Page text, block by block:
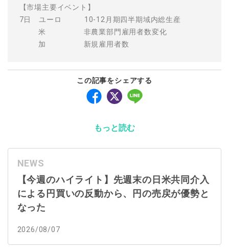
【市場主要イベント】
7日 ユーロ 10-12月期四半期域内総生産
米 非農業部門雇用者数変化
加 新規雇用者数
この記事をシェアする
もっと読む
NEWS
【今週のハイライト】先週末の日米共同介入
による円買いの反動から、円の売戻が優勢と
なった
2026/08/07